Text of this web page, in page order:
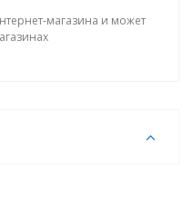
магазина и может